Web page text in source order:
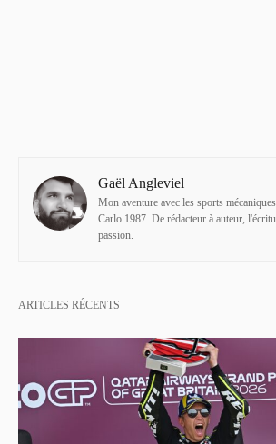
Gaël Angleviel
Mon aventure avec les sports
Carlo 1987. De rédacteur à auteur,
passion.
ARTICLES RÉCENTS